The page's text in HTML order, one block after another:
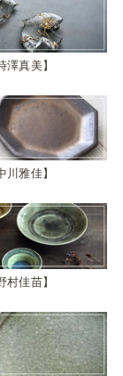
澤真美
川雅佳
村佳苗